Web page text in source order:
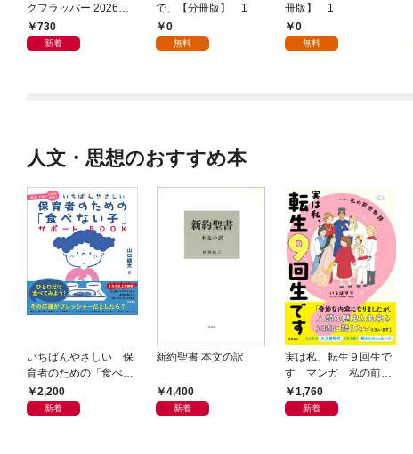
クフラッパー 2026年9
月号730
新着
で、【分冊版】 1
0
無料
冊版】 1
0
無料
人文・思想のおすすめ本
いちばんやさしい 保
育者のための「食べな
い子」サポートＢＯＯ
Ｋ 偏食・少食のお悩
2,200
新着
新約聖書 本文の訳
4,400
新着
実は私、転生９回生で
す マンガ 私の前世
物語1,760
新着